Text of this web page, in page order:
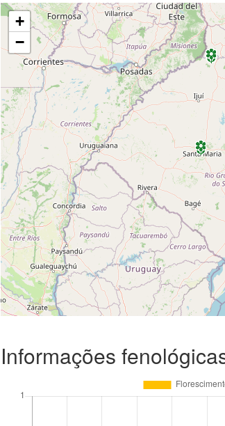
+
−
Informações